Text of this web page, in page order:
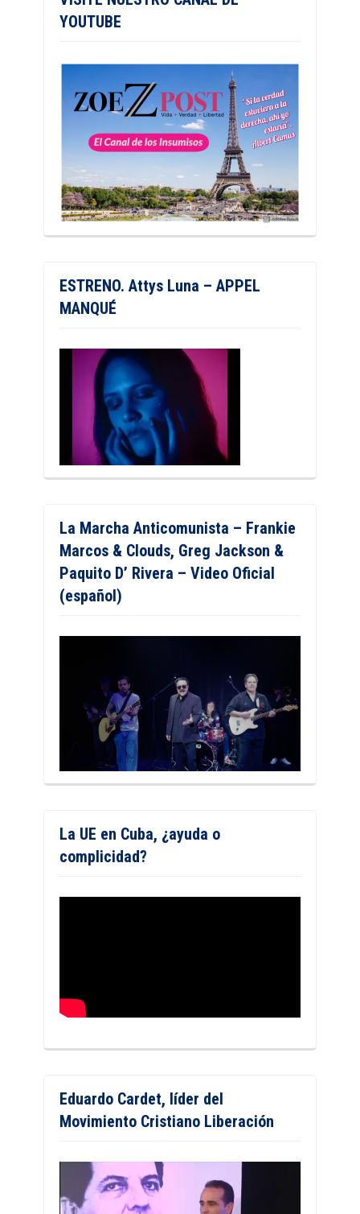
YOUTUBE
ESTRENO. Attys Luna – APPEL
MANQUÉ
La Marcha Anticomunista – Frankie
Marcos & Clouds, Greg Jackson &
Paquito D’ Rivera – Video Oficial
(español)
La UE en Cuba, ¿ayuda o
complicidad?
Eduardo Cardet, líder del
Movimiento Cristiano Liberación